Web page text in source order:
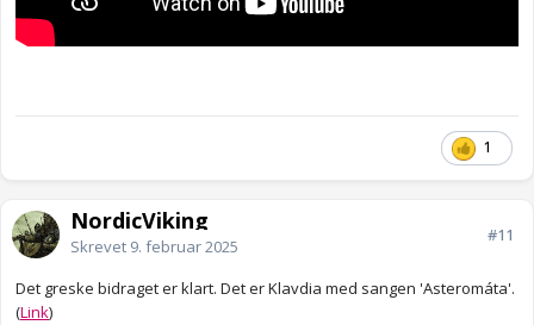
1
NordicViking
Skrevet 9. februar 2025
#11
Det greske bidraget er klart. Det er Klavdia med sangen 'Asteromáta'.
(Link)